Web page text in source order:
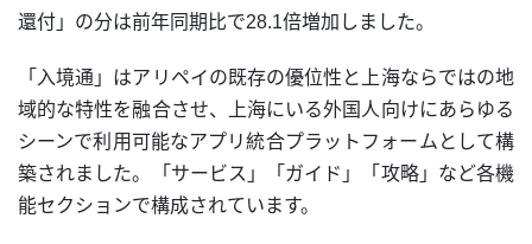
還付」の分は前年同期比で28.1倍増加しました。
「入境通」はアリペイの既存の優位性と上海ならではの地
域的な特性を融合させ、上海にいる外国人向けにあらゆる
シーンで利用可能なアプリ統合プラットフォームとして構
築されました。「サービス」「ガイド」「攻略」など各機
能セクションで構成されています。